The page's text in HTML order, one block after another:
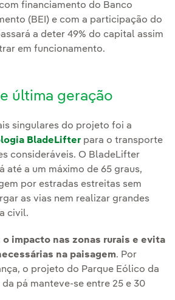
financiamento do Banco
(BEI) e com a participação do
a deter 49% do capital assim
em funcionamento.
última geração
singulares do projeto foi a
BladeLifter para o transporte
consideráveis. O BladeLifter
até a um máximo de 65 graus,
por estradas estreitas sem
as vias nem realizar grandes
civil.
o impacto nas zonas rurais e evita
na paisagem. Por
o projeto do Parque Eólico da
pá manteve-se entre 25 e 30